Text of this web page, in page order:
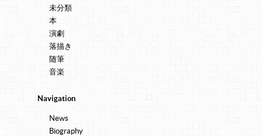
未分類
本
演劇
落描き
随筆
音楽
Navigation
News
Biography